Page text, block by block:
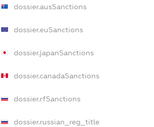
dossier.ausSanctions
dossier.euSanctions
dossier.japanSanctions
dossier.canadaSanctions
dossier.rfSanctions
dossier.russian_reg_title